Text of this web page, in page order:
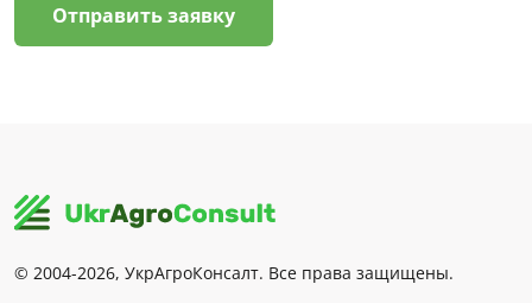
Отправить заявку
© 2004-2026, УкрАгроКонсалт. Все права защищены.